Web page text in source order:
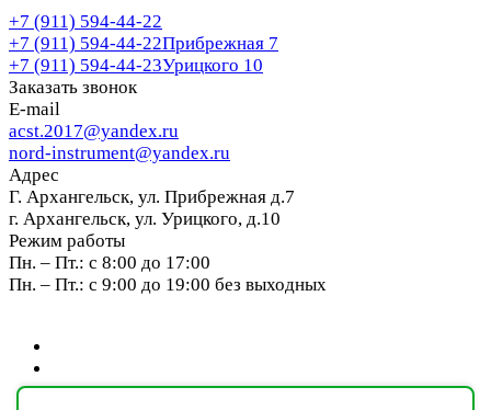
+7 (911) 594-44-22
+7 (911) 594-44-22Прибрежная 7
+7 (911) 594-44-23Урицкого 10
Заказать звонок
E-mail
acst.2017@yandex.ru
nord-instrument@yandex.ru
Адрес
Г. Архангельск, ул. Прибрежная д.7
г. Архангельск, ул. Урицкого, д.10
Режим работы
Пн. – Пт.: с 8:00 до 17:00
Пн. – Пт.: с 9:00 до 19:00 без выходных